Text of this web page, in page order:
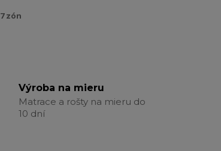
7 zón
Výroba na mieru
Matrace a rošty na mieru do
10 dní